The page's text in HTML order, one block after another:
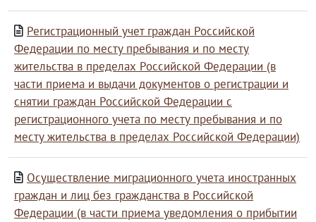
Регистрационный учет граждан Российской
Федерации по месту пребывания и по месту
жительства в пределах Российской Федерации (в
части приема и выдачи документов о регистрации и
снятии граждан Российской Федерации с
регистрационного учета по месту пребывания и по
месту жительства в пределах Российской Федерации)
Осуществление миграционного учета иностранных
граждан и лиц без гражданства в Российской
Федерации (в части приема уведомления о прибытии